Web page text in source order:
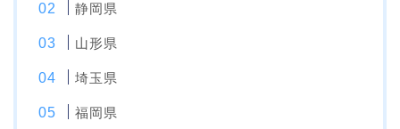
静岡県
山形県
埼玉県
福岡県